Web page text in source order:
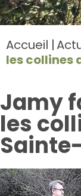
Accueil
les collines
Jamy
les